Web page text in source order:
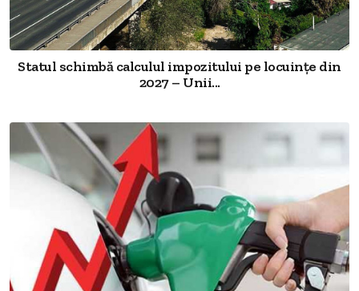
Statul schimbă calculul impozitului pe locuințe din
2027 – Unii...